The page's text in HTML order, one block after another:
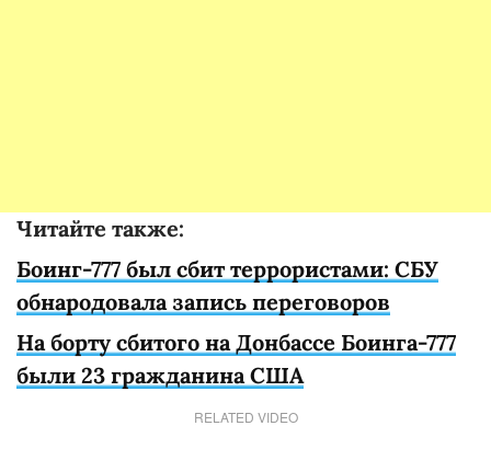
Читайте также:
Боинг-777 был сбит террористами: СБУ
обнародовала запись переговоров
На борту сбитого на Донбассе Боинга-777
были 23 гражданина США
RELATED VIDEO